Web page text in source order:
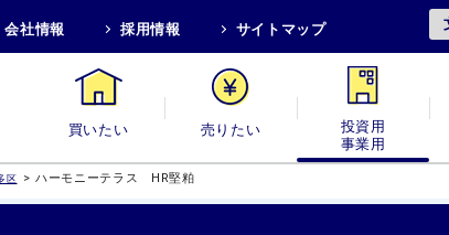
会社情報 採用情報 サイトマップ
買いたい 売りたい 投資用・事業用
区 > ハーモニーテラス HR堅粕